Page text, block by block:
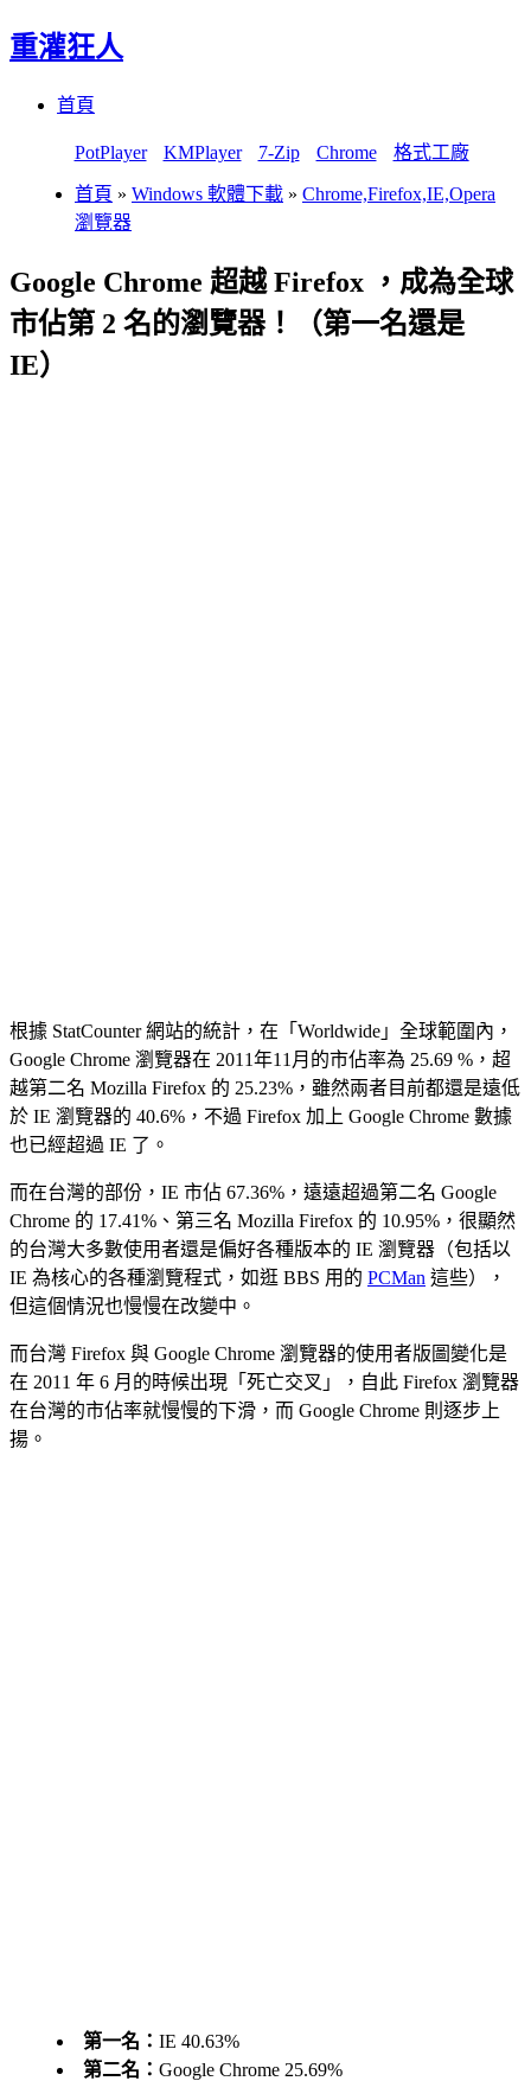
重灌狂人
首頁
PotPlayer KMPlayer 7-Zip Chrome 格式工廠
首頁 » Windows 軟體下載 » Chrome,Firefox,IE,Opera
瀏覽器
Google Chrome 超越 Firefox ，成為全球
市佔第 2 名的瀏覽器！（第一名還是
IE）
根據 StatCounter 網站的統計，在「Worldwide」全球範圍內，
Google Chrome 瀏覽器在 2011年11月的市佔率為 25.69 %，超
越第二名 Mozilla Firefox 的 25.23%，雖然兩者目前都還是遠低
於 IE 瀏覽器的 40.6%，不過 Firefox 加上 Google Chrome 數據
也已經超過 IE 了。
而在台灣的部份，IE 市佔 67.36%，遠遠超過第二名 Google
Chrome 的 17.41%、第三名 Mozilla Firefox 的 10.95%，很顯然
的台灣大多數使用者還是偏好各種版本的 IE 瀏覽器（包括以
IE 為核心的各種瀏覽程式，如逛 BBS 用的 PCMan 這些），
但這個情況也慢慢在改變中。
而台灣 Firefox 與 Google Chrome 瀏覽器的使用者版圖變化是
在 2011 年 6 月的時候出現「死亡交叉」，自此 Firefox 瀏覽器
在台灣的市佔率就慢慢的下滑，而 Google Chrome 則逐步上
揚。
第一名： IE 40.63%
第二名： Google Chrome 25.69%